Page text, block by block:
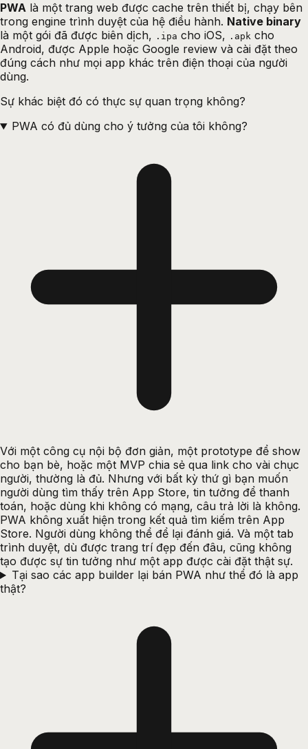
PWA là một trang web được cache trên thiết bị, chạy bên
trong engine trình duyệt của hệ điều hành. Native binary
là một gói đã được biên dịch, .ipa cho iOS, .apk cho
Android, được Apple hoặc Google review và cài đặt theo
đúng cách như mọi app khác trên điện thoại của người
dùng.
Sự khác biệt đó có thực sự quan trọng không?
PWA có đủ dùng cho ý tưởng của tôi không?
Với một công cụ nội bộ đơn giản, một prototype để show
cho bạn bè, hoặc một MVP chia sẻ qua link cho vài chục
người, thường là đủ. Nhưng với bất kỳ thứ gì bạn muốn
người dùng tìm thấy trên App Store, tin tưởng để thanh
toán, hoặc dùng khi không có mạng, câu trả lời là không.
PWA không xuất hiện trong kết quả tìm kiếm trên App
Store. Người dùng không thể để lại đánh giá. Và một tab
trình duyệt, dù được trang trí đẹp đến đâu, cũng không
tạo được sự tin tưởng như một app được cài đặt thật sự.
Tại sao các app builder lại bán PWA như thể đó là app
thật?